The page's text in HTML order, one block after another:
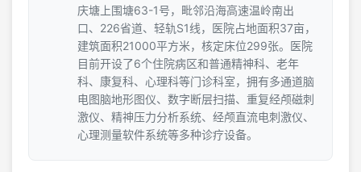
庆塘上围塘63-1号，毗邻沿海高速温岭南出
口、226省道、轻轨S1线，医院占地面积37亩，
建筑面积21000平方米，核定床位299张。医院
目前开设了6个住院病区和普通精神科、老年
科、康复科、心理科等门诊科室，拥有多通道脑
电图脑地形图仪、数字断层扫描、重复经颅磁刺
激仪、精神压力分析系统、经颅直流电刺激仪、
心理测量软件系统等多种诊疗设备。